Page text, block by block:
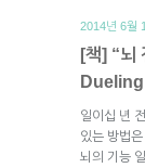
2014년 6월
[책] “뇌
일이십 년
있는 방법
뇌의 기능